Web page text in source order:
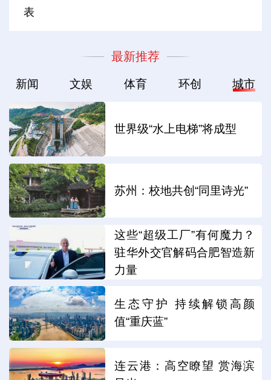
表
最新推荐
新闻 文娱 体育 环创 城市
世界级“水上电梯”将成型
苏州：校地共创“同里诗光”
这些“超级工厂”有何魔力？
驻华外交官解码合肥智造新
力量
生态守护 持续解锁高颜
值“重庆蓝”
连云港：高空瞭望 赏海滨